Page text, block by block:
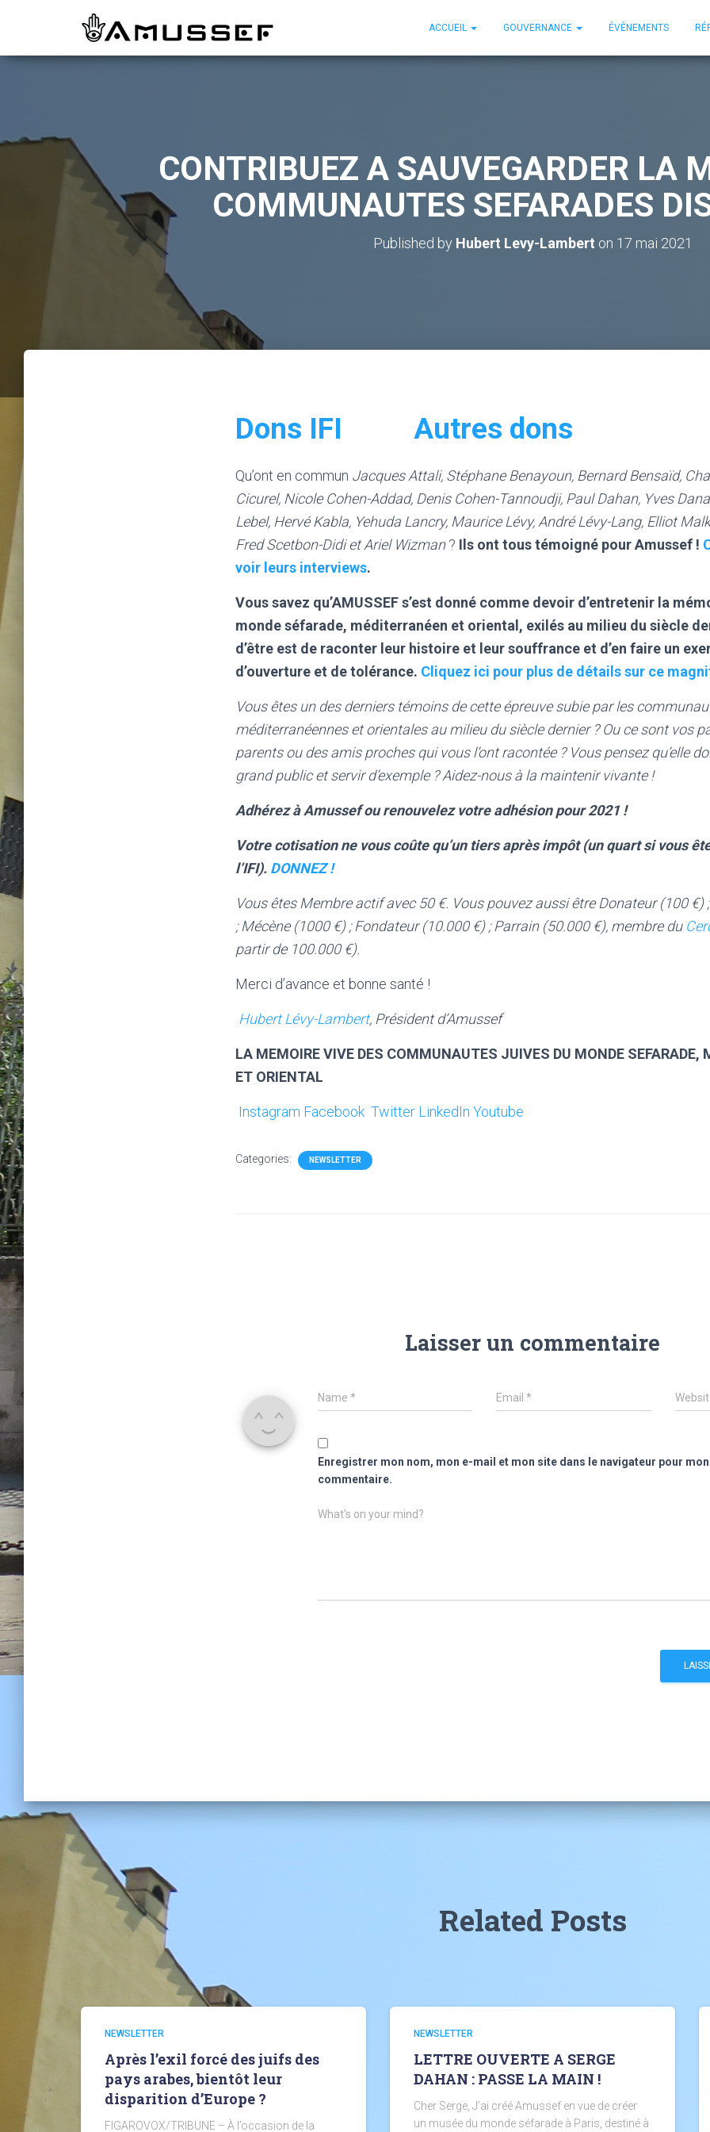
ACCUEIL GOUVERNANCE ÉVÉNEMENTS
CONTRIBUEZ A SAUVEGARDER LA
COMMUNAUTES SEFARADES
Published by Hubert Levy-Lambert on 17 mai 2021
Dons IFI Autres dons
Qu’ont en commun Jacques Attali, Stéphane Benayoun, Bernard Bensaïd,
Cicurel, Nicole Cohen-Addad, Denis Cohen-Tannoudji, Paul Dahan, Yves
Lebel, Hervé Kabla, Yehuda Lancry, Maurice Lévy, André Lévy-Lang, Elliot
Fred Scetbon-Didi et Ariel Wizman? Ils ont tous témoigné pour Amussef !
voir leurs interviews.
Vous savez qu’AMUSSEF s’est donné comme devoir d’entretenir la
monde séfarade, méditerranéen et oriental, exilés au milieu du siècle
d’être est de raconter leur histoire et leur souffrance et d’en faire un
d’ouverture et de tolérance. Cliquez ici pour plus de détails sur ce
Vous êtes un des derniers témoins de cette épreuve subie par les
méditerranéennes et orientales au milieu du siècle dernier ? Ou ce sont vos
parents ou des amis proches qui vous l’ont racontée ? Vous pensez qu’elle
grand public et servir d’exemple ? Aidez-nous à la maintenir vivante !
Adhérez à Amussef ou renouvelez votre adhésion pour 2021 !
Votre cotisation ne vous coûte qu’un tiers après impôt (un quart si vous
l’IFI). DONNEZ !
Vous êtes Membre actif avec 50 €. Vous pouvez aussi être Donateur (100 €)
; Mécène (1000 €) ; Fondateur (10.000 €) ; Parrain (50.000 €), membre du
partir de 100.000 €).
Merci d’avance et bonne santé !
Hubert Lévy-Lambert, Président d’Amussef
LA MEMOIRE VIVE DES COMMUNAUTES JUIVES DU MONDE SEFARADE,
ET ORIENTAL
Instagram Facebook Twitter LinkedIn Youtube
Categories: NEWSLETTER
Laisser un commentaire
Name * Email*
Enregistrer mon nom, mon e-mail et mon site dans le navigateur pour
commentaire.
What's on your mind?
Related Posts
NEWSLETTER
Après l’exil forcé des juifs des
pays arabes, bientôt leur
disparition d’Europe ?
FIGAROVOX/TRIBUNE – À l’occasion de la
NEWSLETTER
LETTRE OUVERTE A SERGE
DAHAN : PASSE LA MAIN !
Cher Serge, J’ai créé Amussef en vue de créer
un musée du monde séfarade à Paris, destiné à